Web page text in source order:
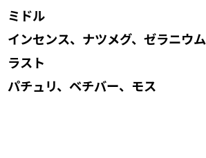
ミドル
インセンス、ナツメグ、ゼラニウム
ラスト
パチュリ、ベチバー、モス